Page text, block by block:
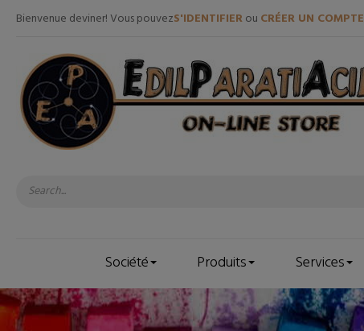
Bienvenue deviner! Vous pouvezS'IDENTIFIERou CRÉER UN COMPTE
Société Produits Services